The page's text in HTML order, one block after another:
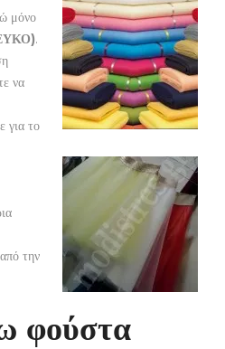
μόνο
.
να
για το
την
φούστα